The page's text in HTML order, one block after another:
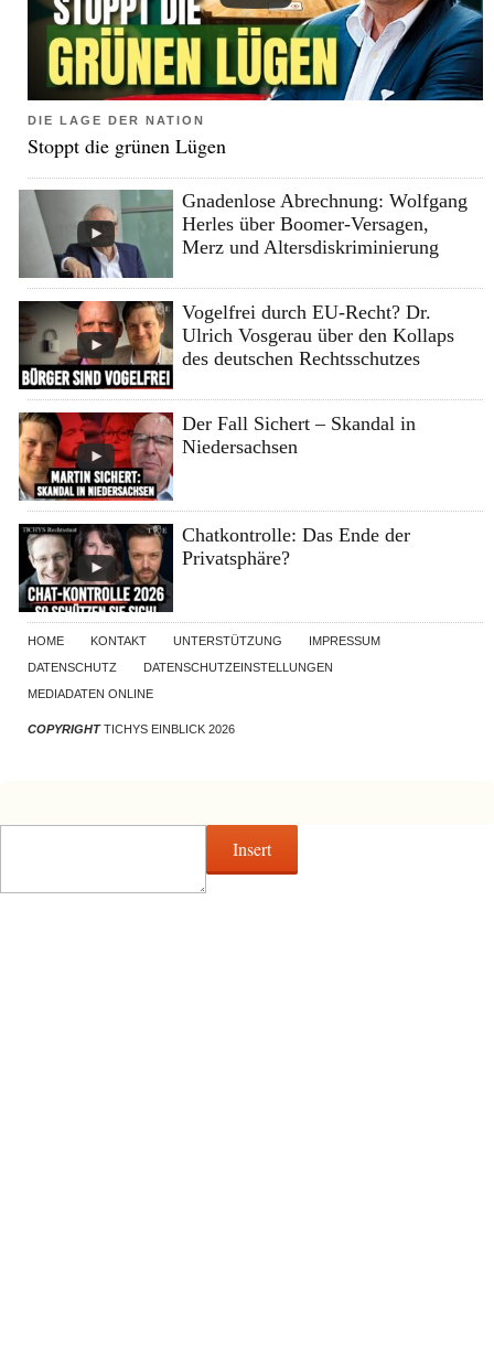
DIE LAGE DER NATION
Stoppt die grünen Lügen
Gnadenlose Abrechnung: Wolfgang
Herles über Boomer-Versagen,
Merz und Altersdiskriminierung
Vogelfrei durch EU-Recht? Dr.
Ulrich Vosgerau über den Kollaps
des deutschen Rechtsschutzes
Der Fall Sichert – Skandal in
Niedersachsen
Chatkontrolle: Das Ende der
Privatsphäre?
HOME KONTAKT UNTERSTÜTZUNG
IMPRESSUM
DATENSCHUTZ
DATENSCHUTZEINSTELLUNGEN
MEDIADATEN ONLINE
COPYRIGHTTICHYS EINBLICK 2026
Insert